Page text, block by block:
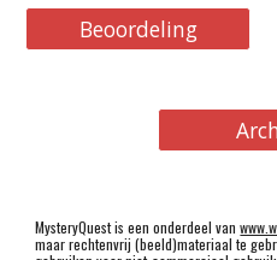
Beoordeling
MysteryQuest is een onderdeel van
maar rechtenvrij (beeld)materiaal te